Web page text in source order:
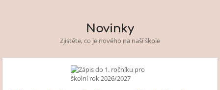
Novinky
Zjistěte, co je nového na naší škole